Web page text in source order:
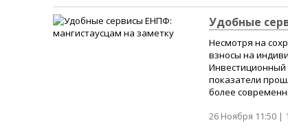
Удобные
Несмотря на
взносы на
Инвестиционный
показатели
более
26 Ноября 11:50 |